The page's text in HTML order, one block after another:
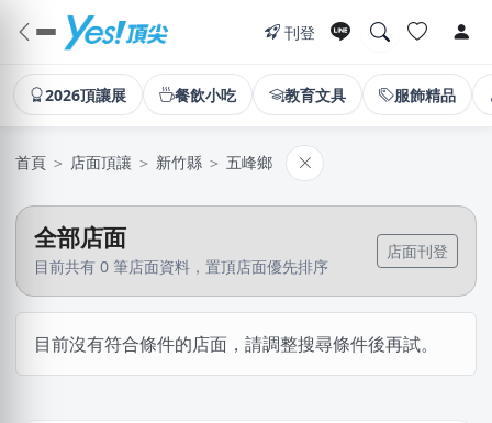
刊登
2026頂讓展 餐飲小吃 教育文具 服飾精品
首頁 ＞ 店面頂讓 ＞ 新竹縣 ＞ 五峰鄉
全部店面
目前共有 0 筆店面資料，置頂店面優先排序
店面刊登
目前沒有符合條件的店面，請調整搜尋條件後再試。
王X宏